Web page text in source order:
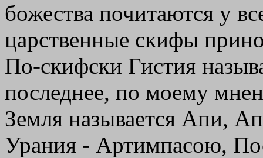
божества почитаются у
царственные скифы
По-скифски Гистия
последнее, по моему
Земля называется Апи,
Урания - Артимпасою,